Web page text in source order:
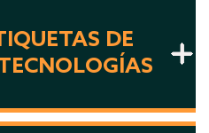
DE